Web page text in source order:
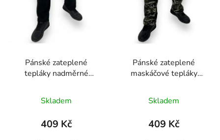
Pánské zateplené
tepláky nadměrné
JUSTIN
Skladem
409 Kč
Pánské zateplené
maskáčové tepláky
manžety
Skladem
409 Kč